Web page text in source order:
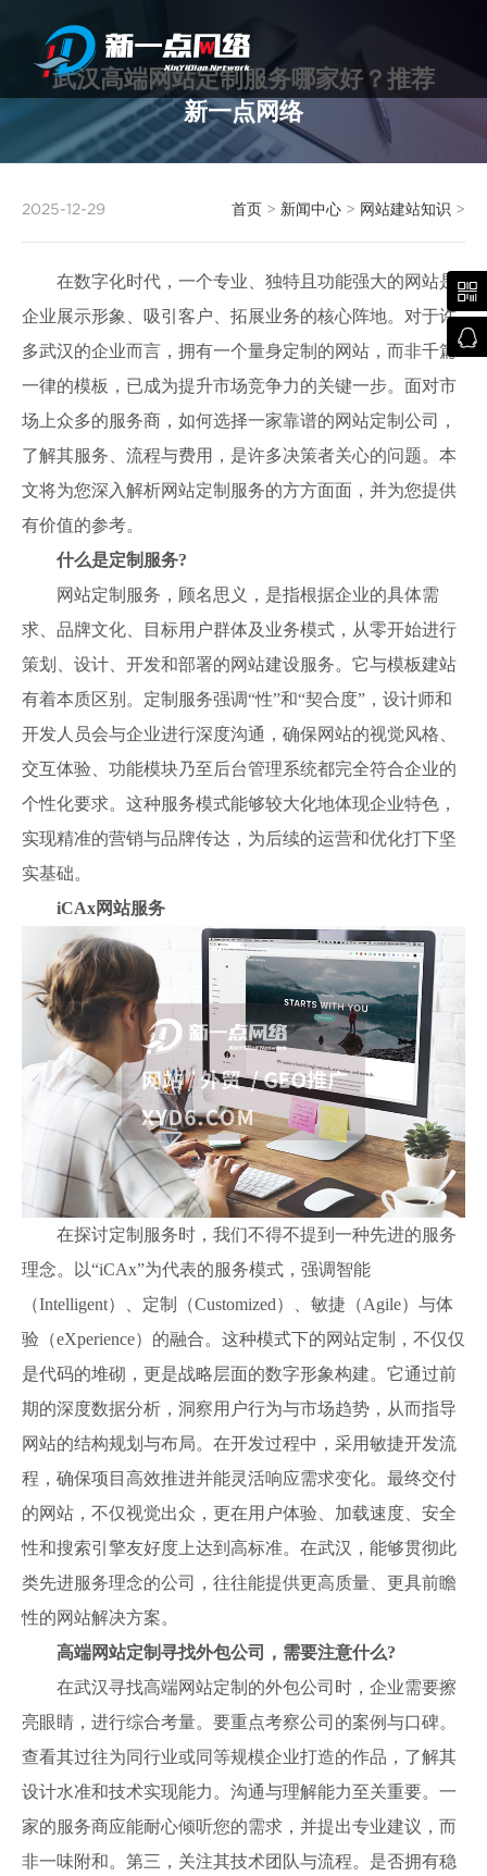
武汉高端网站定制服务哪家好？推荐
新一点网络
2025-12-29 首页 > 新闻中心 > 网站建站知识 >
在数字化时代，一个专业、独特且功能强大的网站是
企业展示形象、吸引客户、拓展业务的核心阵地。对于许
多武汉的企业而言，拥有一个量身定制的网站，而非千篇
一律的模板，已成为提升市场竞争力的关键一步。面对市
场上众多的服务商，如何选择一家靠谱的网站定制公司，
了解其服务、流程与费用，是许多决策者关心的问题。本
文将为您深入解析网站定制服务的方方面面，并为您提供
有价值的参考。
什么是定制服务?
网站定制服务，顾名思义，是指根据企业的具体需
求、品牌文化、目标用户群体及业务模式，从零开始进行
策划、设计、开发和部署的网站建设服务。它与模板建站
有着本质区别。定制服务强调“性”和“契合度”，设计师和
开发人员会与企业进行深度沟通，确保网站的视觉风格、
交互体验、功能模块乃至后台管理系统都完全符合企业的
个性化要求。这种服务模式能够较大化地体现企业特色，
实现精准的营销与品牌传达，为后续的运营和优化打下坚
实基础。
iCAx网站服务
在探讨定制服务时，我们不得不提到一种先进的服务
理念。以“iCAx”为代表的服务模式，强调智能
（Intelligent）、定制（Customized）、敏捷（Agile）与体
验（eXperience）的融合。这种模式下的网站定制，不仅仅
是代码的堆砌，更是战略层面的数字形象构建。它通过前
期的深度数据分析，洞察用户行为与市场趋势，从而指导
网站的结构规划与布局。在开发过程中，采用敏捷开发流
程，确保项目高效推进并能灵活响应需求变化。最终交付
的网站，不仅视觉出众，更在用户体验、加载速度、安全
性和搜索引擎友好度上达到高标准。在武汉，能够贯彻此
类先进服务理念的公司，往往能提供更高质量、更具前瞻
性的网站解决方案。
高端网站定制寻找外包公司，需要注意什么?
在武汉寻找高端网站定制的外包公司时，企业需要擦
亮眼睛，进行综合考量。要重点考察公司的案例与口碑。
查看其过往为同行业或同等规模企业打造的作品，了解其
设计水准和技术实现能力。沟通与理解能力至关重要。一
家的服务商应能耐心倾听您的需求，并提出专业建议，而
非一味附和。第三，关注其技术团队与流程。是否拥有稳

